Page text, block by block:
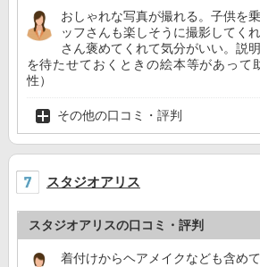
おしゃれな写真が撮れる。子供を
ッフさんも楽しそうに撮影してく
さん褒めてくれて気分がいい。説
を待たせておくときの絵本等があって
性）
その他の口コミ・評判
スタジオアリス
スタジオアリスの口コミ・評判
着付けからヘアメイクなども含め